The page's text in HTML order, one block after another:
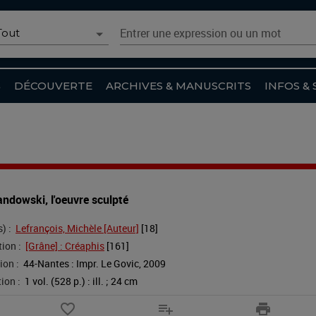
du scénario
Recherche simple
Tout
Article du site
Recherche avancée
Entrer une expression ou un mot
DÉCOUVERTE ARCHIVES & MANUSCRITS INFOS &
l'oeuvre sculpté
: Lefrançois, Michèle [Auteur] [18]
: [Grâne] : Créaphis [161]
: 44-Nantes : Impr. Le Govic, 2009
: 1 vol. (528 p.) : ill. ; 24 cm
favorite_border playlist_add print